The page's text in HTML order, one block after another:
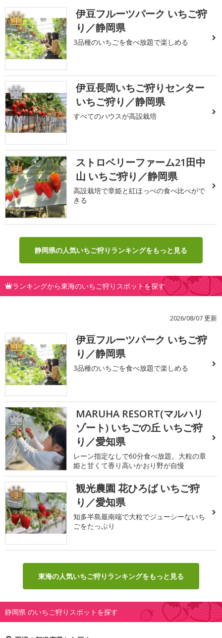
1
伊豆フルーツパーク いちご狩
り／静岡県
3品種のいちごを食べ放題で楽しめる
2
伊豆長岡いちご狩りセンター
いちご狩り／静岡県
すべてのハウスが高設栽培
3
ストロベリーファーム21田中
山 いちご狩り／静岡県
高設栽培で章姫と紅ほっぺの食べ比べがで
きる
静岡県の人気いちご狩りランキングをもっと見る
ランキングから東海のいちご狩りスポットを探す
2026/08/07 更新
1
伊豆フルーツパーク いちご狩
り／静岡県
3品種のいちごを食べ放題で楽しめる
2
MARUHA RESORT(マルハリ
ゾート) いちごの丘 いちご狩
り／愛知県
レーン指定なしで60分食べ放題。大粒の章
姫と甘くて香り高いかおり野が自慢
3
観光農園 花ひろば いちご狩
り／愛知県
知多半島最南端で大粒でジューシーないち
ごをたっぷり
東海の人気いちご狩りランキングをもっと見る
静岡県 のいちご狩りスポットを探す